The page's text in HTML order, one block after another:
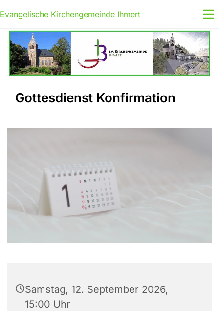
Evangelische Kirchengemeinde Ihmert
Gottesdienst Konfirmation
Samstag, 12. September 2026,
15:00 Uhr